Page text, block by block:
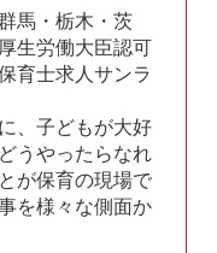
馬・栃木・茨
生労働大臣認可
育士求人サンラ
、子どもが大好
うやったらなれ
が保育の現場で
を様々な側面か